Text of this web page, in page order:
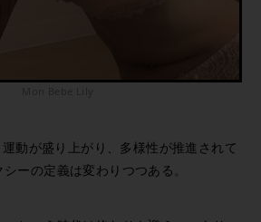
動が盛り上がり、多様性が推進されて
ーの定義は変わりつつある。